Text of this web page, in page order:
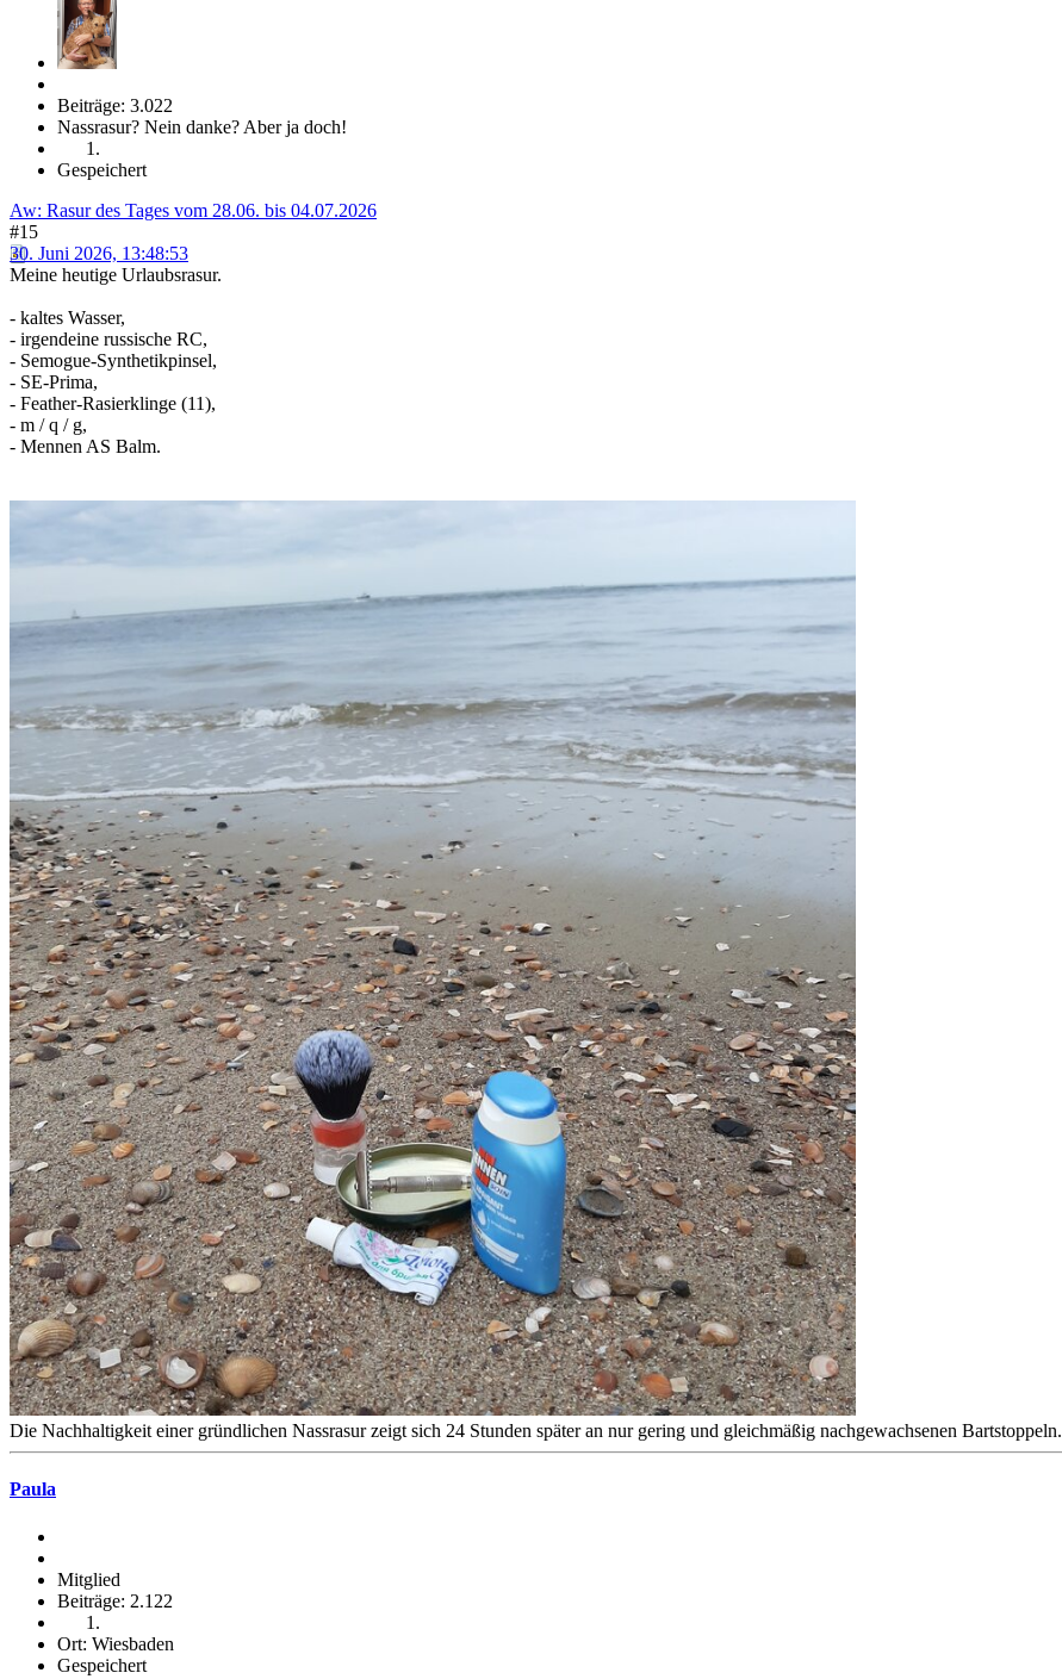
Beiträge: 3.022
Nassrasur? Nein danke? Aber ja doch!
Gespeichert
Aw: Rasur des Tages vom 28.06. bis 04.07.2026
#15
30. Juni 2026, 13:48:53
Meine heutige Urlaubsrasur.
- kaltes Wasser,
- irgendeine russische RC,
- Semogue-Synthetikpinsel,
- SE-Prima,
- Feather-Rasierklinge (11),
- m / q / g,
- Mennen AS Balm.
Die Nachhaltigkeit einer gründlichen Nassrasur zeigt sich 24 Stunden später an nur gering und gleichmäßig nachgewachsenen Bartstoppeln.
Paula
Mitglied
Beiträge: 2.122
Ort: Wiesbaden
Gespeichert